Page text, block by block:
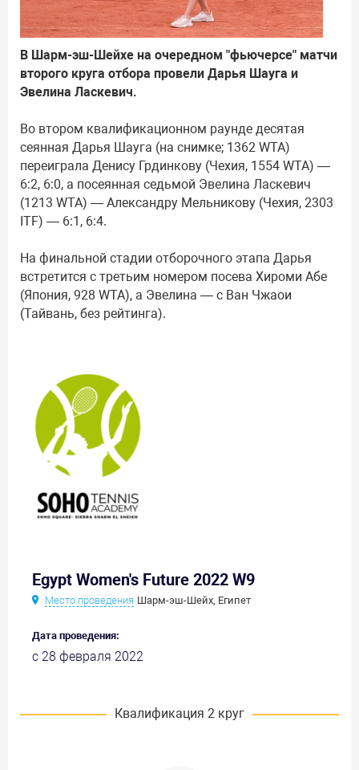
В Шарм-эш-Шейхе на очередном "фьючерсе" матчи
второго круга отбора провели Дарья Шауга и
Эвелина Ласкевич.
Во втором квалификационном раунде десятая
сеянная Дарья Шауга (на снимке; 1362 WTA)
переиграла Денису Грдинкову (Чехия, 1554 WTA) —
6:2, 6:0, а посеянная седьмой Эвелина Ласкевич
(1213 WTA) — Александру Мельникову (Чехия, 2303
ITF) — 6:1, 6:4.
На финальной стадии отборочного этапа Дарья
встретится с третьим номером посева Хироми Абе
(Япония, 928 WTA), а Эвелина — с Ван Чжаои
(Тайвань, без рейтинга).
Egypt Women's Future 2022 W9
Место проведения Шарм-эш-Шейх, Египет
Дата проведения:
с 28 февраля 2022
Квалификация 2 круг